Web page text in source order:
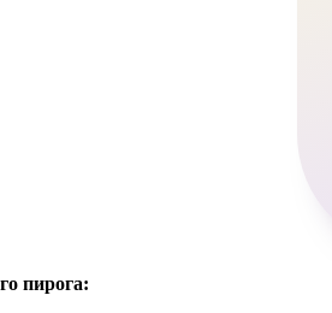
пирога: